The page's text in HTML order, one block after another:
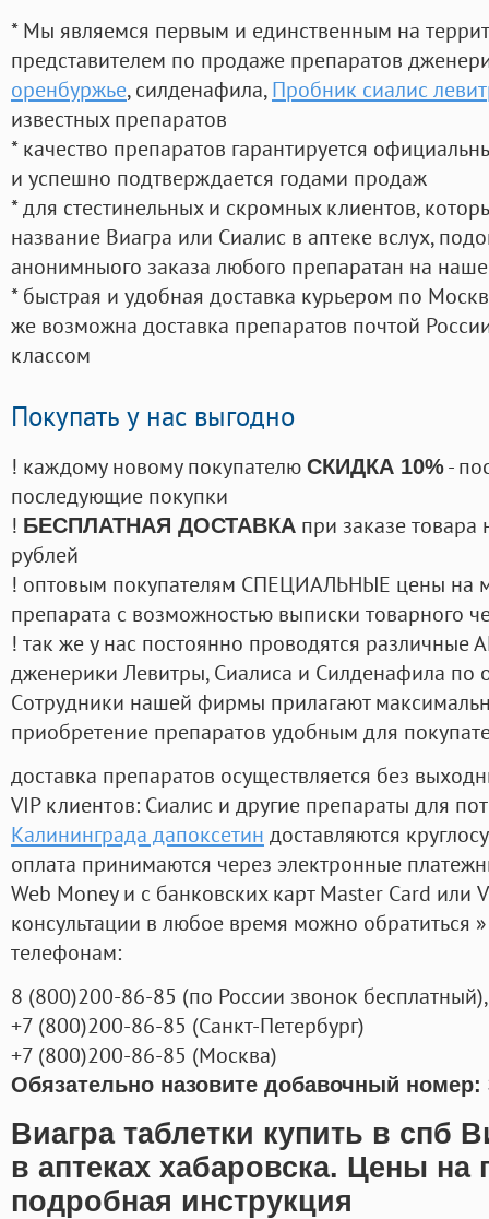
* Мы являемся первым и единственным на
представителем по продаже препаратов
оренбуржье, силденафила, Пробник сиалис
известных препаратов
* качество препаратов гарантируется
и успешно подтверждается годами продаж
* для стестинельных и скромных клиентов,
название Виагра или Сиалис в аптеке вслух,
анонимныого заказа любого препаратан на
* быстрая и удобная доставка курьером по
же возможна доставка препаратов почтой
классом
Покупать у нас выгодно
! каждому новому покупателю СКИДКА 10%-
последующие покупки
! БЕСПЛАТНАЯ ДОСТАВКА при заказе
рублей
! оптовым покупателям СПЕЦИАЛЬНЫЕ цены на
препарата с возможностью выписки товарного
! так же у нас постоянно проводятся
дженерики Левитры, Сиалиса и Силденафила по
Cотрудники нашей фирмы прилагают
приобретение препаратов удобным для
доставка препаратов осуществляется без
VIP клиентов: Сиалис и другие препараты для
Калининграда дапоксетин доставляются
оплата принимаются через электронные
Web Money и с банковских карт Master Card или
консультации в любое время можно обратиться
телефонам:
8 (800)200-86-85 (по России звонок бесплатный),
+7 (800)200-86-85 (Санкт-Петербург)
+7 (800)200-86-85 (Москва)
Обязательно назовите добавочный номер:
Виагра таблетки купить в спб
в аптеках хабаровска. Цены на
подробная инструкция